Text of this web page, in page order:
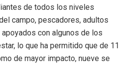
de todos los niveles
campo, pescadores, adultos
con algunos de los
lo que ha permitido que de 11
de mayor impacto, nueve se